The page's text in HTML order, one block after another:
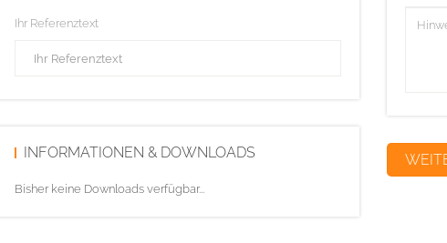
Ihr Referenztext
INFORMATIONEN & DOWNLOADS
Bisher keine Downloads verfügbar...